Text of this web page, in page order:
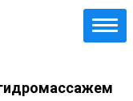
гидромассажем